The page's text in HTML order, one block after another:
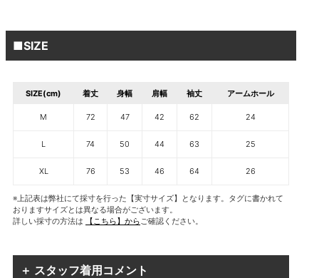
■SIZE
SIZE(cm) 着丈 身幅 肩幅 袖丈 アームホール
M 72 47 42 62 24
L 74 50 44 63 25
XL 76 53 46 64 26
※上記表は弊社にて採寸を行った【実寸サイズ】となります。タグに書かれて
おりますサイズとは異なる場合がございます。
詳しい採寸の方法は
【こちら】からご確認ください。
＋ スタッフ着用コメント